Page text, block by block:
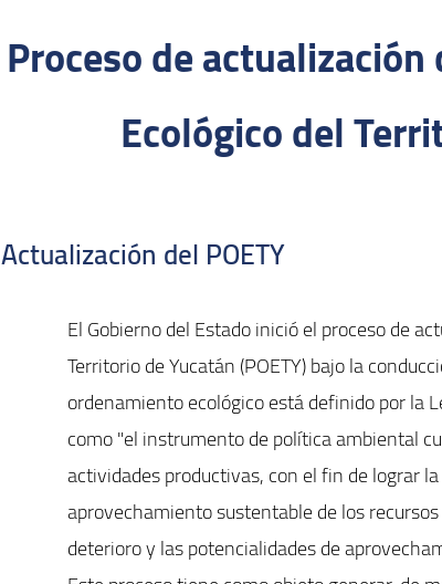
Proceso de
Ecológico del
Actualización del POETY
El Gobierno del Estado inició el proceso de
Territorio de Yucatán (POETY) bajo la
ordenamiento ecológico está definido por la
como "el instrumento de política ambiental
actividades productivas, con el fin de lograr
aprovechamiento sustentable de los
deterioro y las potencialidades de